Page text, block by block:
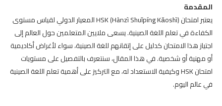
المقدمة
يعتبر امتحان HSK (Hànzì Shuǐpíng Kǎoshì) المعيار الدولي لقياس مستوى
الكفاءة في تعلم اللغة الصينية. يسعى ملايين المتعلمين حول العالم إلى
اجتياز هذا الامتحان كدليل على إتقانهم للغة الصينية، سواء لأغراض أكاديمية
أو مهنية أو شخصية. في هذا المقال، سنتعرف بالتفصيل على مستويات
امتحان HSK وكيفية الاستعداد له، مع التركيز على أهمية تعلم اللغة الصينية
في عالم اليوم.